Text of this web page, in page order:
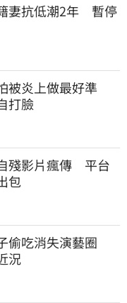
妻抗低潮2年　暫停
被炎上做最好準
打臉
殘影片瘋傳　平台
包
偷吃消失演藝圈
況